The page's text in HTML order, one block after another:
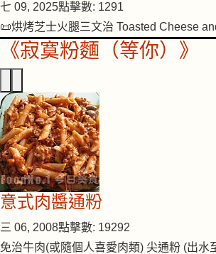
七 09, 2025點擊數: 1291
📜烘烤芝士火腿三文治 Toasted Cheese
《寂寞粉麵（等你）》
意式肉醬通粉
三 06, 2008點擊數: 19292
免治牛肉(或隨個人喜愛肉類) 尖通粉 (出水